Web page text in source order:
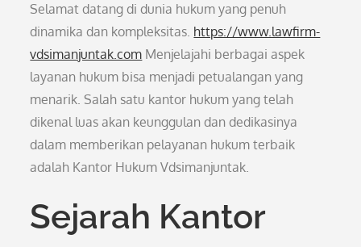
Selamat datang di dunia hukum yang penuh
dinamika dan kompleksitas. https://www.lawfirm-
vdsimanjuntak.com Menjelajahi berbagai aspek
layanan hukum bisa menjadi petualangan yang
menarik. Salah satu kantor hukum yang telah
dikenal luas akan keunggulan dan dedikasinya
dalam memberikan pelayanan hukum terbaik
adalah Kantor Hukum Vdsimanjuntak.
Sejarah Kantor